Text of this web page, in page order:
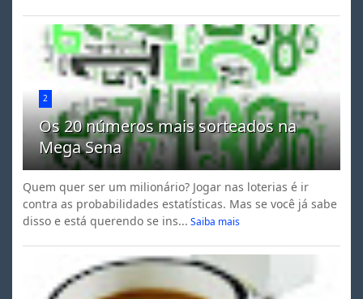
2
Os 20 números mais sorteados na
Mega Sena
Quem quer ser um milionário? Jogar nas loterias é ir
contra as probabilidades estatísticas. Mas se você já sabe
disso e está querendo se ins... Saiba mais